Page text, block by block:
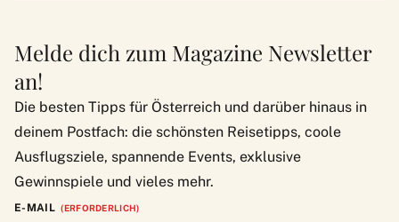
Melde dich zum Magazine Newsletter
an!
Die besten Tipps für Österreich und darüber hinaus in
deinem Postfach: die schönsten Reisetipps, coole
Ausflugsziele, spannende Events, exklusive
Gewinnspiele und vieles mehr.
E-MAIL (ERFORDERLICH)